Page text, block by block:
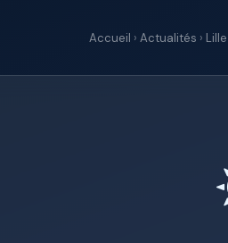
Accueil › Actualités › Lille